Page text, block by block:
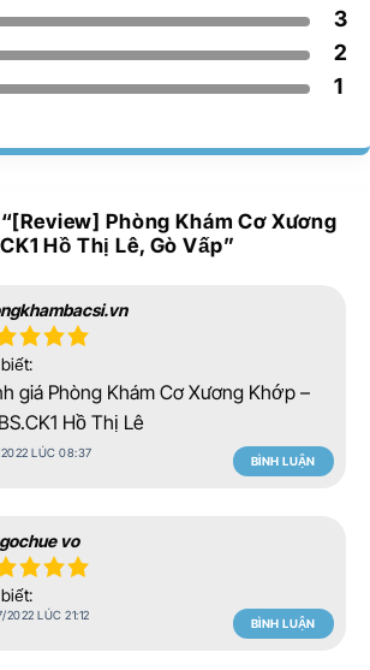
3
2
1
[Review] Phòng Khám Cơ Xương
Hồ Thị Lê, Gò Vấp”
giá Phòng Khám Cơ Xương Khớp –
Hồ Thị Lê
2022 LÚC 08:37
BÌNH LUẬN
vo
2022 LÚC 21:12
BÌNH LUẬN